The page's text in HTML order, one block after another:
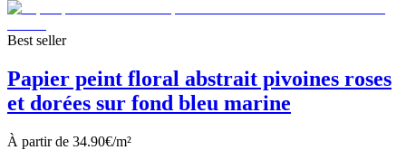
Best seller
Papier peint floral abstrait pivoines roses
et dorées sur fond bleu marine
À partir de 34.90€/m²